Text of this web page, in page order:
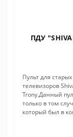
ПДУ
Пульт для
телевизоров
Trony.Данный
только в том
который был в